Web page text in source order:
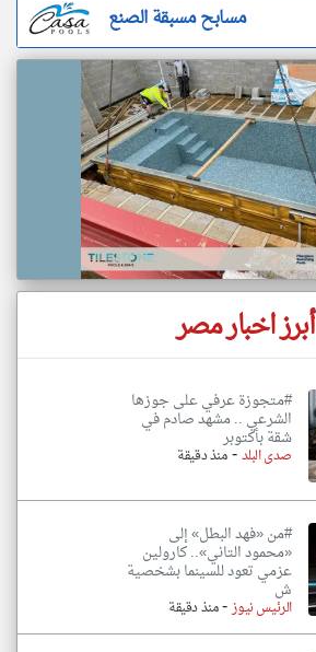
مسابح مسبقة الصنع
أبرز اخبار مصر
#متجوزة عرفي على جوزها
الشرعي .. مشهد صادم في
شقة بأكتوبر
صدى البلد-منذ دقيقة
#من «فهد البطل» إلى
«محمود التاني».. كارولين
عزمي تعود للسينما بشخصية
ش
الرئيس نيوز-منذ دقيقة